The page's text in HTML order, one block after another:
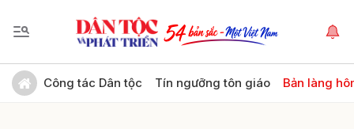
Công tác Dân tộc Tín ngưỡng tôn giáo Bản làng
Gửi bình luận